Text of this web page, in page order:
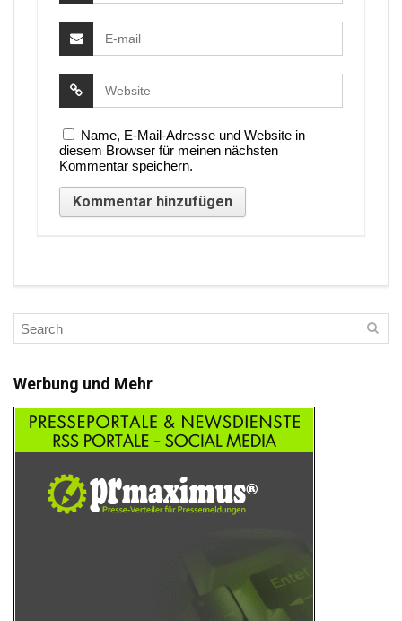
Name, E-Mail-Adresse und Website in
diesem Browser für meinen nächsten
Kommentar speichern.
Werbung und Mehr